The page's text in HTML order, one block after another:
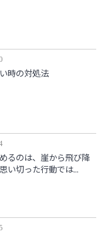
時の対処法
るのは、崖から飛び降
い切った行動では...